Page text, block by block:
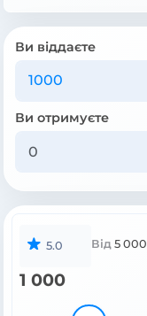
Ви віддаєте
Ви отримуєте
5.0 Від 5 000
1 000